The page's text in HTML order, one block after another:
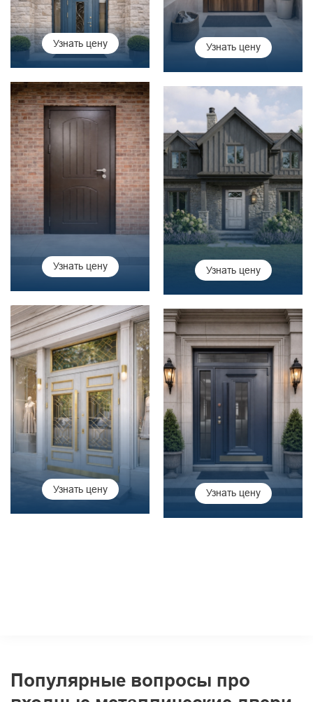
Узнать цену
Узнать цену
Узнать цену Узнать цену
Узнать цену Узнать цену
Популярные вопросы про